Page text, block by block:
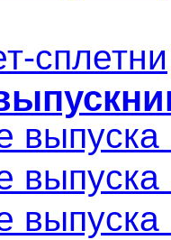
сплетни
выпуска
выпуска
выпуска